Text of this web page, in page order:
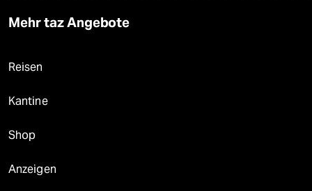
Mehr taz Angebote
Reisen
Kantine
Shop
Anzeigen